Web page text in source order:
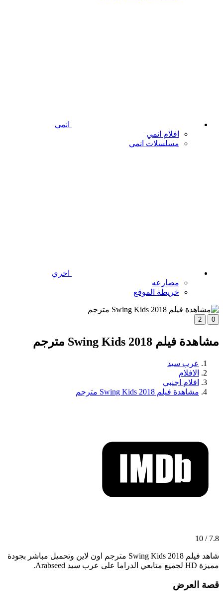
انمي
افلام انمي
مسلسلات انمي
اخري
مصارعه
خريطة الموقع
0
2
مشاهدة فيلم Swing Kids 2018 مترجم
عرب سيد
الافلام
افلام اجنبي
مشاهدة فيلم Swing Kids 2018 مترجم
7.8 / 10
شاهد فيلم Swing Kids 2018 مترجم اون لاين وتحميل مباشر بجودة
مميزة HD لجميع متابعي الدراما على عرب سيد Arabseed.
قصة العرض